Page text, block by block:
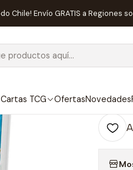
TCG OfertasNovedades
Chile! Envío GRATIS a Regiones
de Mesa Competitivos